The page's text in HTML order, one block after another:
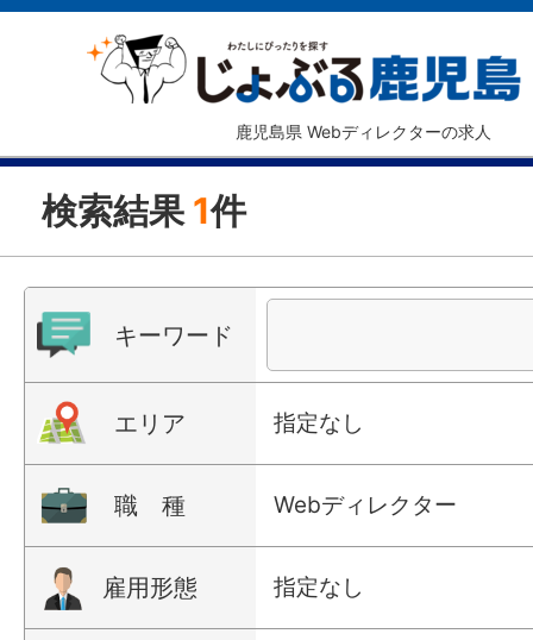
鹿児島県 Webディレクターの求人
検索結果 1件
キーワード
エリア 指定なし
職 種 Webディレクター
雇用形態 指定なし